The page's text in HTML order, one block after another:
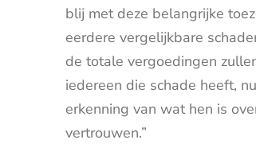
blij met deze belangrijke
eerdere vergelijkbare
de totale vergoedingen
iedereen die schade heeft,
erkenning van wat hen is
vertrouwen.”